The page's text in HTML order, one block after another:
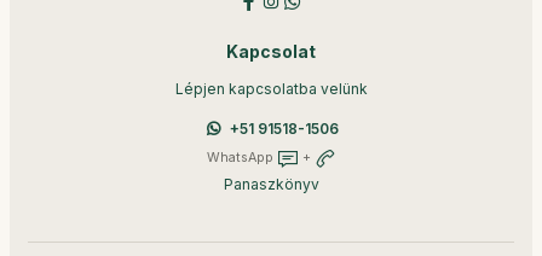
Kapcsolat
Lépjen kapcsolatba velünk
+51 91518-1506
WhatsApp +
Panaszkönyv